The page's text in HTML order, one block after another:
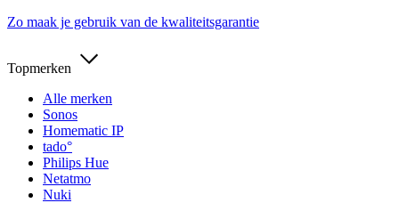
Zo maak je gebruik van de kwaliteitsgarantie
Topmerken
Alle merken
Sonos
Homematic IP
tado°
Philips Hue
Netatmo
Nuki